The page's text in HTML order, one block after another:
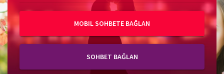
MOBIL SOHBETE BAĞLAN
SOHBET BAĞLAN